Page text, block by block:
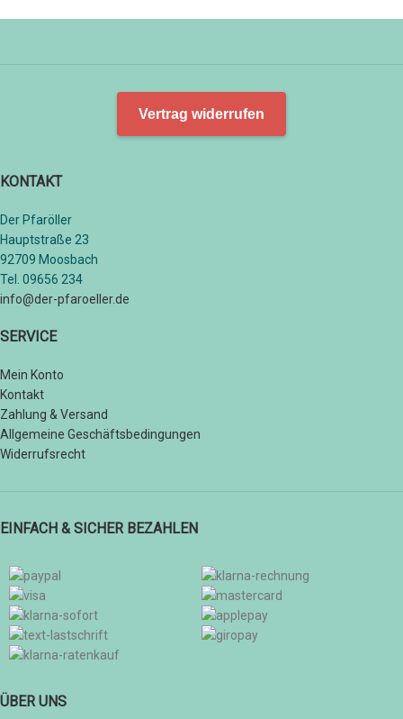
Vertrag widerrufen
KONTAKT
Der Pfaröller
Hauptstraße 23
92709 Moosbach
Tel. 09656 234
info@der-pfaroeller.de
SERVICE
Mein Konto
Kontakt
Zahlung & Versand
Allgemeine Geschäftsbedingungen
Widerrufsrecht
EINFACH & SICHER BEZAHLEN
ÜBER UNS